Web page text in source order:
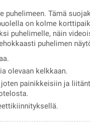
puhelimeen. Tämä
on kolme
puhelimelle, näin
puhelimen
olevaan kelkkaan.
painikkeisiin ja